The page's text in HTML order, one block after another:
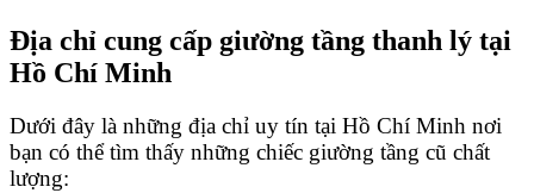
Địa chỉ cung cấp giường tầng thanh lý tại
Hồ Chí Minh
Dưới đây là những địa chỉ uy tín tại Hồ Chí Minh nơi
bạn có thể tìm thấy những chiếc giường tầng cũ chất
lượng: